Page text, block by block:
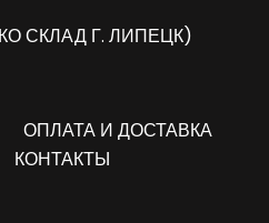
СКЛАД Г. ЛИПЕЦК)
ОПЛАТА И ДОСТАВКА
КОНТАКТЫ